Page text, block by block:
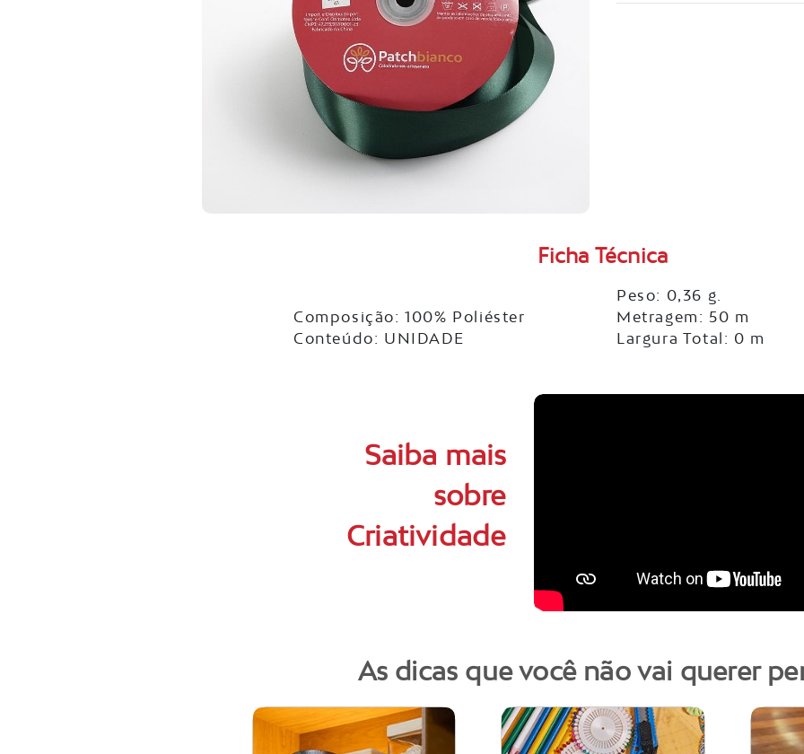
Ficha Técnica
Composição: 100% Poliéster
Conteúdo: UNIDADE
Peso: 0,36 g.
Metragem: 50 m
Largura Total: 0 m
Saiba mais
sobre
Criatividade
As dicas que você não vai querer